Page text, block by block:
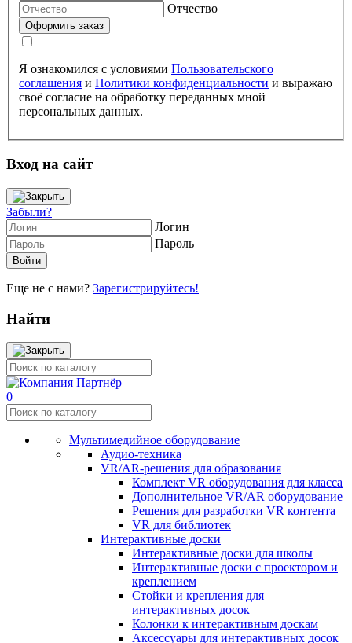
Отчество
Я ознакомился с условиями Пользовательского
соглашения и Политики конфиденциальности и выражаю
своё согласие на обработку переданных мной
персональных данных.
Вход на сайт
Забыли?
Логин
Пароль
Еще не с нами? Зарегистрируйтесь!
Найти
0
Мультимедийное оборудование
Аудио-техника
VR/AR-решения для образования
Комплект VR оборудования для класса
Дополнительное VR/AR оборудование
Решения для разработки VR контента
VR для библиотек
Интерактивные доски
Интерактивные доски для школы
Интерактивные доски с проектором и
креплением
Стойки и крепления для
интерактивных досок
Колонки к интерактивным доскам
Аксессуары для интерактивных досок